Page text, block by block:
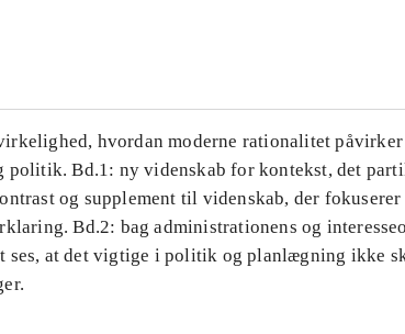
hvordan moderne rationalitet
politik. Bd.1: ny videnskab for kontekst, det
og supplement til videnskab, der fokuserer
Bd.2: bag administrationens og
ses, at det vigtige i politik og planlægning ikke